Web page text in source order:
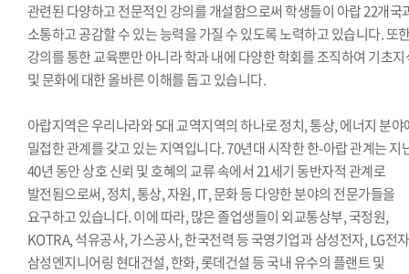
관련된 다양하고 전문적인 강의를 개설함으로써 학생들이 아랍 22개국
소통하고 공감할 수 있는 능력을 가질 수 있도록 노력하고 있습니다. 또
강의를 통한 교육뿐만 아니라 학과 내에 다양한 학회를 조직하여 기초
및 문화에 대한 올바른 이해를 돕고 있습니다.
아랍지역은 우리나라와 5대 교역지역의 하나로 정치, 통상, 에너지 분야
밀접한 관계를 갖고 있는 지역입니다. 70년대 시작한 한-아랍 관계는 지
40년 동안 상호 신뢰 및 호혜의 교류 속에서 21세기 동반자적 관계로
발전됨으로써, 정치, 통상, 자원, IT, 문화 등 다양한 분야의 전문가들을
요구하고 있습니다. 이에 따라, 많은 졸업생들이 외교통상부, 국정원,
KOTRA, 석유공사, 가스공사, 한국전력 등 국영기업과 삼성전자, LG전
삼성엔지니어링 현대건설, 한화, 롯데건설 등 국내 유수의 플랜트 및